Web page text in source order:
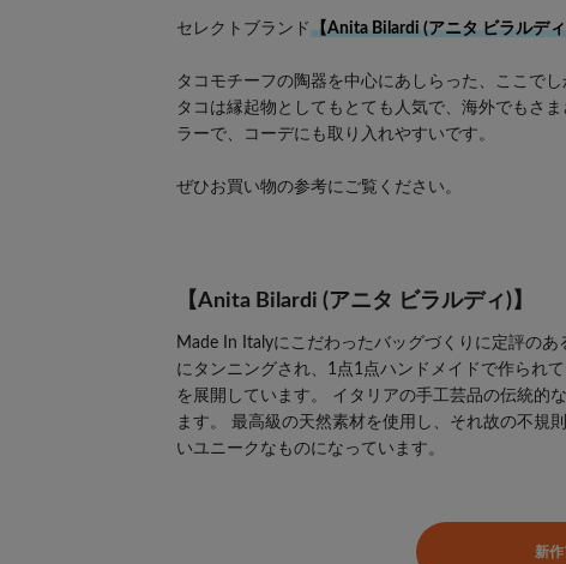
セレクトブランド【Anita Bilardi (アニタ ビラルデ
タコモチーフの陶器を中心にあしらった、ここで
タコは縁起物としてもとても人気で、海外でもさ
ラーで、コーデにも取り入れやすいです。
ぜひお買い物の参考にご覧ください。
【Anita Bilardi (アニタ ビラルディ)】
Made In Italyにこだわったバッグづくりに定評の
にタンニングされ、1点1点ハンドメイドで作られ
を展開しています。 イタリアの手工芸品の伝統的
ます。 最高級の天然素材を使用し、それ故の不規
いユニークなものになっています。
新